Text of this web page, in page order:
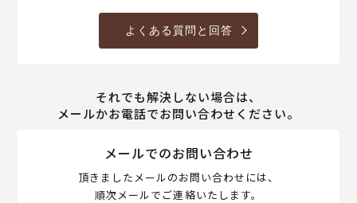
よくある質問と回答
それでも解決しない場合は、
メールかお電話でお問い合わせください。
メールでのお問い合わせ
頂きましたメールのお問い合わせには、
順次メールでご連絡いたします。